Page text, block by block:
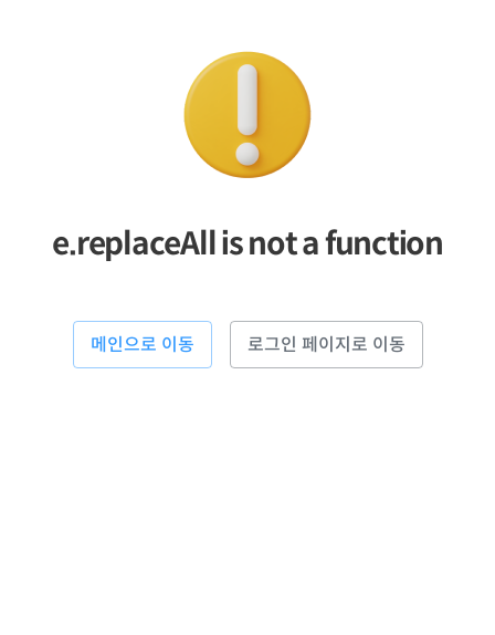
e.replaceAll is not a function
메인으로 이동 로그인 페이지로 이동